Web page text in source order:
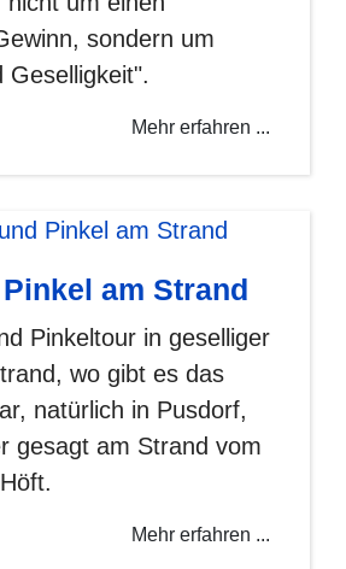
sondern um
Geselligkeit".
Mehr erfahren ...
am Strand
Pinkeltour in geselliger
wo gibt es das
natürlich in Pusdorf,
gesagt am Strand vom
Mehr erfahren ...